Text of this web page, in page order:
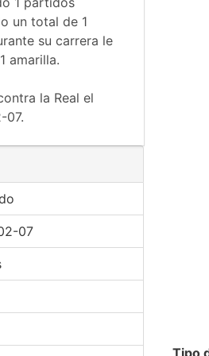
un total de 1
su carrera le
amarilla.
la Real el
07.
07
Tipo